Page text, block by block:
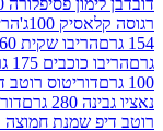
40 יחידות 328 גרם
הריבו בלוני לבבות
160 גרם דובי צבעוני
175 גרם
ריטר לבן
רוטב דיפ סלסה חריף
דוריטוס רוטב דיפ
חמוצה ושום 280 גרם